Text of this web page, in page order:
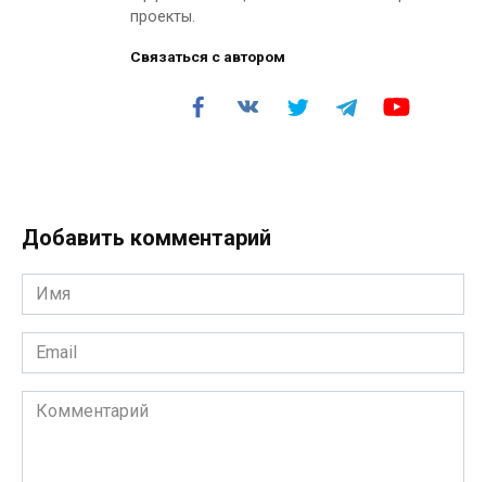
проекты.
Связаться с автором
Добавить комментарий
Имя
*
Email
*
Комментарий